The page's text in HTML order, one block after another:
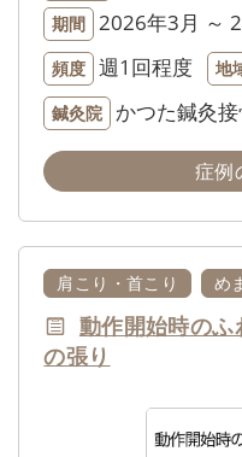
期間 2026年3月 ～
頻度 週1回程度 地
鍼灸院 かつた鍼灸
症例
肩こり・首こり め
動作開始時の
の張り